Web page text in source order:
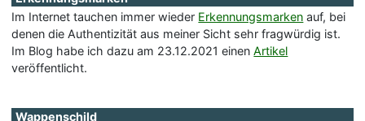
Im Internet tauchen immer wieder Erkennungsmarken auf, bei
denen die Authentizität aus meiner Sicht sehr fragwürdig ist.
Im Blog habe ich dazu am 23.12.2021 einenArtikel
veröffentlicht.
Wappenschild